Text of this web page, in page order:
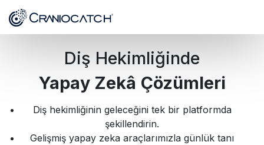
Diş Hekimliğinde
Yapay Zekâ Çözümleri
Diş hekimliğinin geleceğini tek bir platformda
şekillendirin.
Gelişmiş yapay zeka araçlarımızla günlük tanı